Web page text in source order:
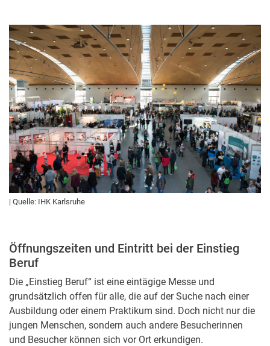
| Quelle: IHK Karlsruhe
Öffnungszeiten und Eintritt bei der Einstieg
Beruf
Die „Einstieg Beruf“ ist eine eintägige Messe und
grundsätzlich offen für alle, die auf der Suche nach einer
Ausbildung oder einem Praktikum sind. Doch nicht nur die
jungen Menschen, sondern auch andere Besucherinnen
und Besucher können sich vor Ort erkundigen.